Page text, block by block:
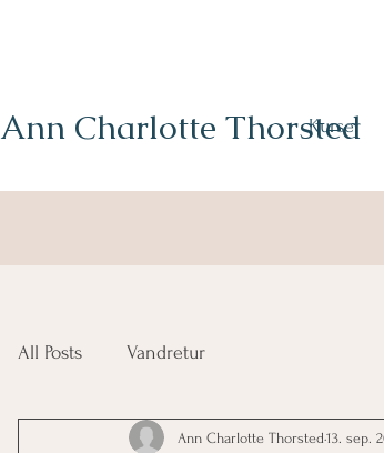
Ann Charlotte Thorsted
Kurser
All Posts Vandretur
Ann Charlotte Thorsted 13. sep.